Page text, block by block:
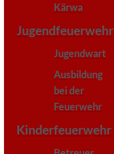
Kärwa
Jugendfeuerwehr
Jugendwart
Ausbildung
bei der
Feuerwehr
Kinderfeuerwehr